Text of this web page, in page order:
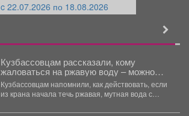
c 22.07.2026 по 18.08.2026
Кузбассовцам рассказали, кому
жаловаться на ржавую воду – можно
вернуть деньги
Кузбассовцам напомнили, как действовать, если
из крана начала течь ржавая, мутная вода с